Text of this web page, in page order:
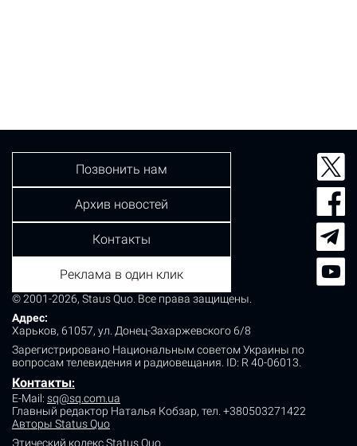
© 2001-2026, Staus Quo. Все права защищены.
Адрес:
Харьков, 61057, ул. Донец-Захаржевского 6/8
Зарегистрировано Национальным советом Украины по
вопросам телевидения и радиовещания. ID: R 40-06013.
Контакты:
E-Mail: sq@sq.com.ua
Главный редактор Наталья Кобзар, тел. +380503271422
Авторы Status Quo
Этический кодекс Status Quo
Позвонить нам
Архив новостей
Контакты
Реклама в один клик